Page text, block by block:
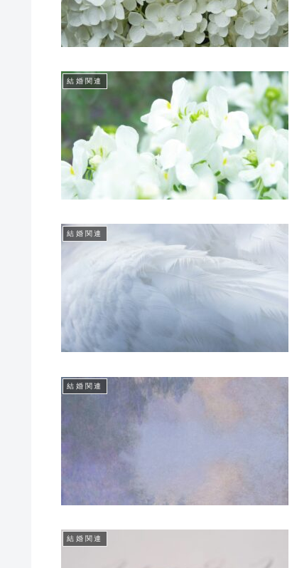
結婚関連
結婚関連
結婚関連
結婚関連